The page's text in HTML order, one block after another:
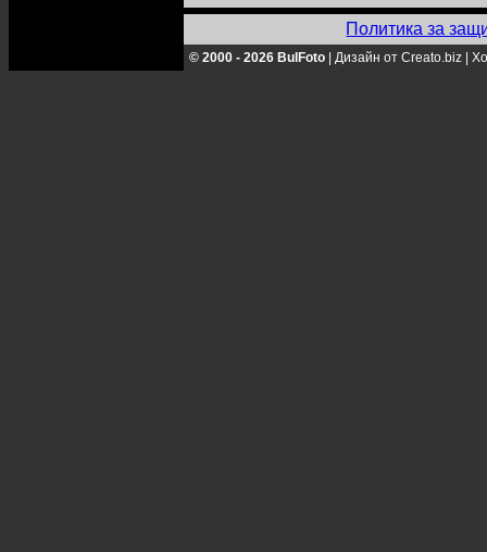
Политика за
© 2000 - 2026 BulFoto Дизайн от Creato.biz